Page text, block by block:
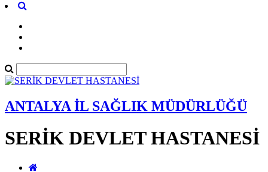
ANTALYA İL SAĞLIK MÜDÜRLÜĞÜ
SERİK DEVLET HASTANESİ